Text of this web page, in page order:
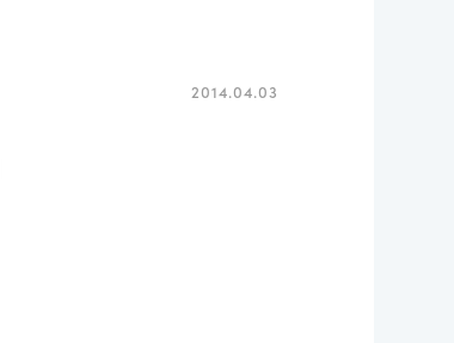
2014.04.03